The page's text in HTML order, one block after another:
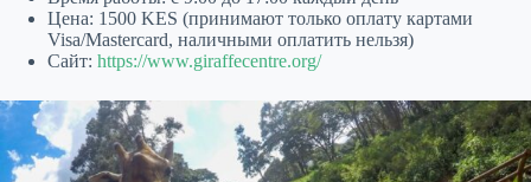
Цена: 1500 KES (принимают только оплату картами
Visa/Mastercard, наличными оплатить нельзя)
Сайт: https://www.giraffecentre.org/